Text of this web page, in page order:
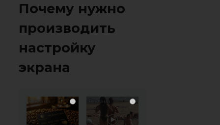
Почему нужно
производить
настройку
экрана
i i